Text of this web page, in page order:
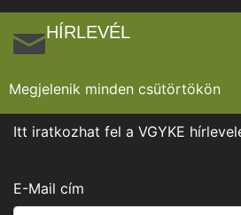
HÍRLEVÉL
Megjelenik minden csütörtökön
Itt iratkozhat fel a VGYKE
E-Mail cím